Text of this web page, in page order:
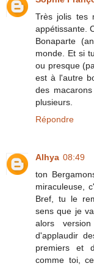
Très jolis tes
appétissante.
Bonaparte
monde. Et si
ou presque
est à l'autre
des
plusieurs.
Répondre
Alhya 08:49
ton
miraculeuse,
Bref, tu le
sens que je
alors
d'applaudir
premiers et
comme toi,